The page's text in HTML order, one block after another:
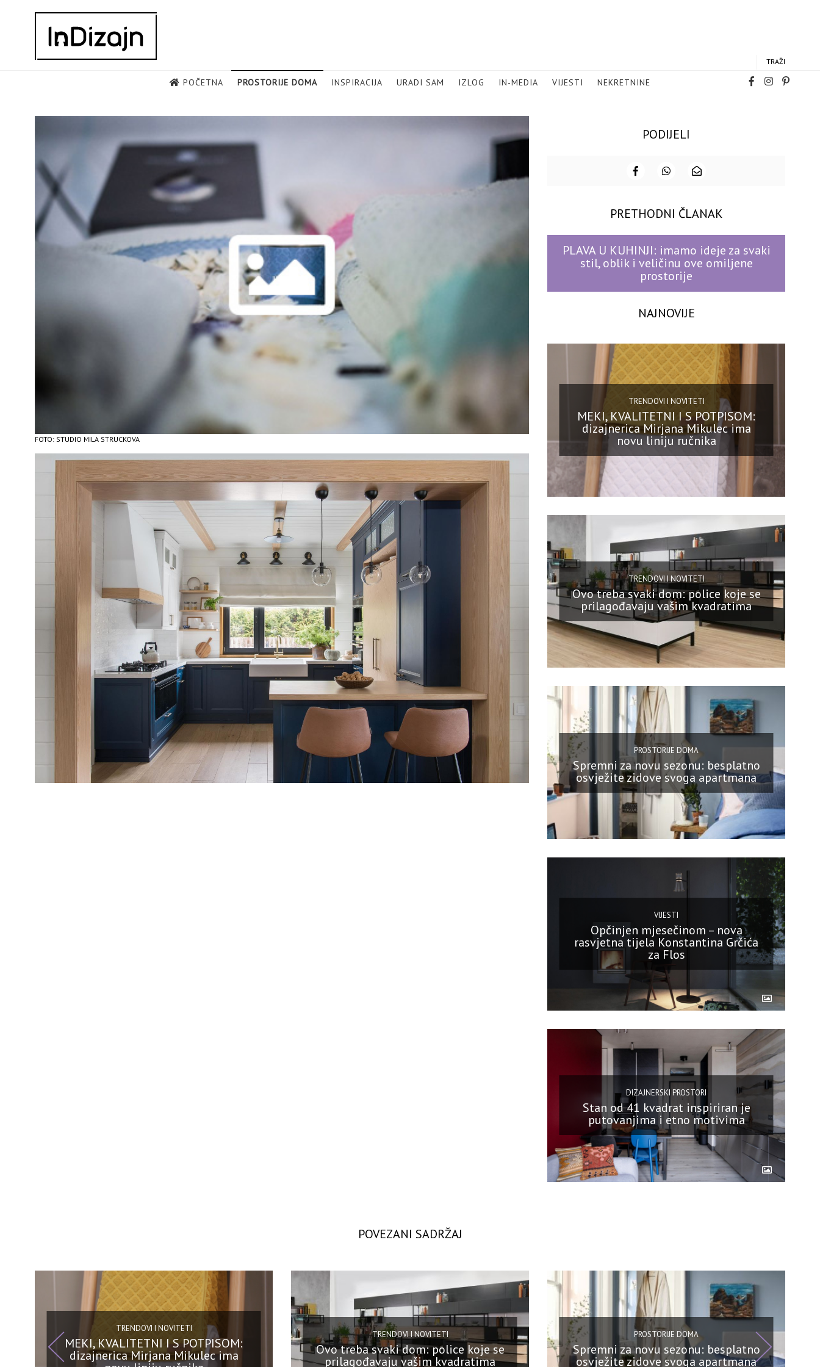
TRAŽI
POČETNA PROSTORIJE DOMA INSPIRACIJA URADI SAM IZLOG IN-MEDIA VIJESTI NEKRETNINE
FOTO: STUDIO MILA STRUCKOVA
PODIJELI
PRETHODNI ČLANAK
PLAVA U KUHINJI: imamo ideje za svaki
stil, oblik i veličinu ove omiljene
prostorije
NAJNOVIJE
TRENDOVI I NOVITETI
MEKI, KVALITETNI I S POTPISOM:
dizajnerica Mirjana Mikulec ima
novu liniju ručnika
TRENDOVI I NOVITETI
Ovo treba svaki dom: police koje se
prilagođavaju vašim kvadratima
PROSTORIJE DOMA
Spremni za novu sezonu: besplatno
osvježite zidove svoga apartmana
VIJESTI
Opčinjen mjesečinom – nova
rasvjetna tijela Konstantina Grčića
za Flos
DIZAJNERSKI PROSTORI
Stan od 41 kvadrat inspiriran je
putovanjima i etno motivima
POVEZANI SADRŽAJ
TRENDOVI I NOVITETI
MEKI, KVALITETNI I S POTPISOM:
dizajnerica Mirjana Mikulec ima
TRENDOVI I NOVITETI
Ovo treba svaki dom: police koje se
prilagođavaju vašim kvadratima
PROSTORIJE DOMA
Spremni za novu sezonu: besplatno
osvježite zidove svoga apartmana